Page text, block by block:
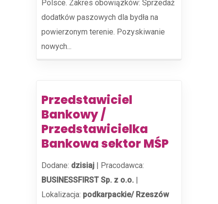
Polsce. Zakres obowiązków: Sprzedaż
dodatków paszowych dla bydła na
powierzonym terenie. Pozyskiwanie
nowych...
Przedstawiciel
Bankowy /
Przedstawicielka
Bankowa sektor MŚP
Dodane: dzisiaj | Pracodawca:
BUSINESSFIRST Sp. z o.o. |
Lokalizacja: podkarpackie/ Rzeszów